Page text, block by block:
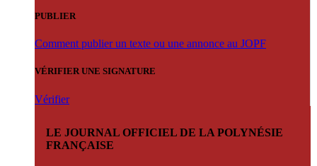
PUBLIER
Comment publier un texte ou une annonce au JOPF
VÉRIFIER UNE SIGNATURE
Vérifier
LE JOURNAL OFFICIEL DE LA POLYNÉSIE
FRANÇAISE